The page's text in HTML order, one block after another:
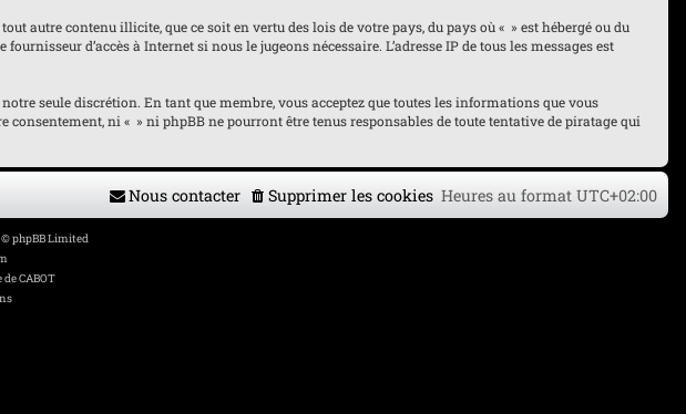
autre contenu illicite, que ce soit en vertu des lois de votre pays, du pays où « » est hébergé ou du
d’accès à Internet si nous le jugeons nécessaire. L’adresse IP de tous les messages est
seule discrétion. En tant que membre, vous acceptez que toutes les informations que vous
ni « » ni phpBB ne pourront être tenus responsables de toute tentative de piratage qui
Heures au format UTC+02:00
Supprimer les cookies
Nous contacter
phpBB Limited
CABOT